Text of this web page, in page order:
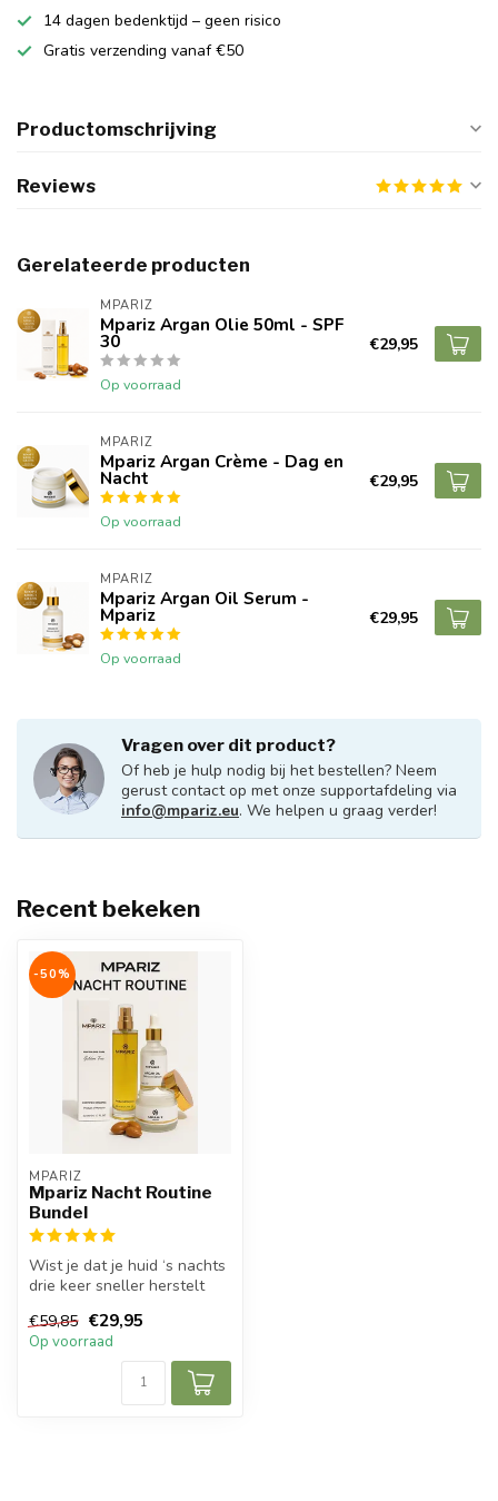
14 dagen bedenktijd – geen risico
Gratis verzending vanaf €50
Productomschrijving
Reviews
Gerelateerde producten
MPARIZ
Mpariz Argan Olie 50ml - SPF
30
Op voorraad
€29,95
MPARIZ
Mpariz Argan Crème - Dag en
Nacht
Op voorraad
€29,95
MPARIZ
Mpariz Argan Oil Serum -
Mpariz
Op voorraad
€29,95
Vragen over dit product?
Of heb je hulp nodig bij het bestellen? Neem
gerust contact op met onze supportafdeling via
info@mpariz.eu. We helpen u graag verder!
Recent bekeken
-50%
MPARIZ
Mpariz Nacht Routine
Bundel
Wist je dat je huid ‘s nachts
drie keer sneller herstelt
€59,85 €29,95
Op voorraad